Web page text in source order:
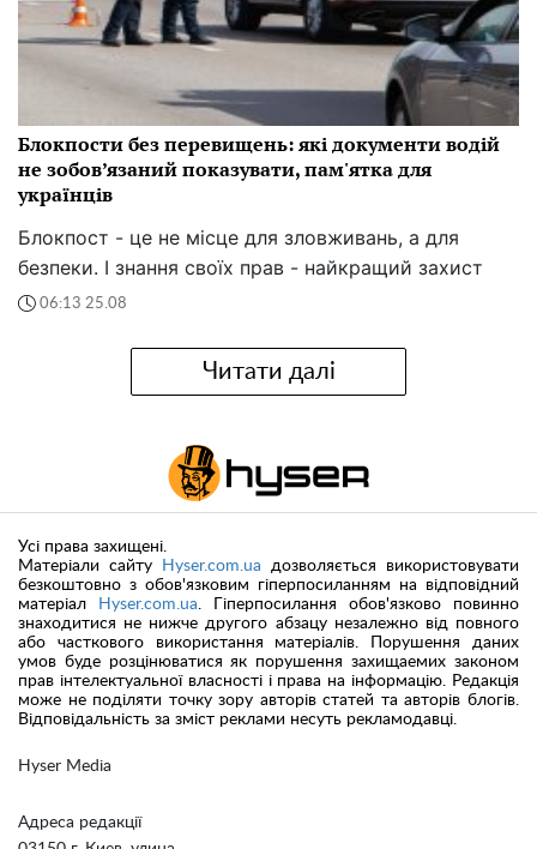
Блокпости без перевищень: які документи водій
не зобов’язаний показувати, пам'ятка для
українців
Блокпост - це не місце для зловживань, а для
безпеки. І знання своїх прав - найкращий захист
06:13 25.08
Читати далі
Hyser Media
Адреса редакції
Усі права захищені.
Матеріали сайту
Hyser.com.ua дозволяється використовувати
безкоштовно з обов'язковим гіперпосиланням на відповідний
матеріал
Hyser.com.ua. Гіперпосилання обов'язково повинно
знаходитися не нижче другого абзацу незалежно від повного
або часткового використання матеріалів. Порушення даних
умов буде розцінюватися як порушення захищаемих законом
прав інтелектуальної власності і права на інформацію. Редакція
може не поділяти точку зору авторів статей та авторів блогів.
Відповідальність за зміст реклами несуть рекламодавці.